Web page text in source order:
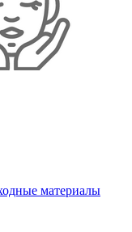
материалы